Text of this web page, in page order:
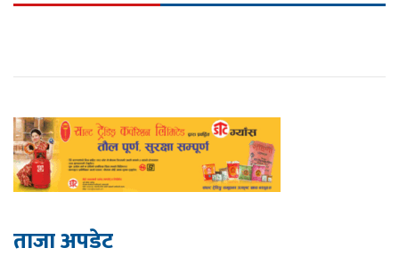
ताजा अपडेट